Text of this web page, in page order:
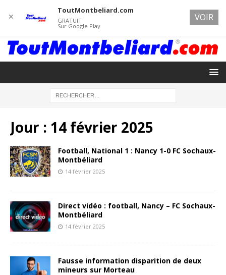
Jour : 14 février 2025
Football, National 1 : Nancy 1-0 FC Sochaux-
Montbéliard
14 février 2025
Direct vidéo : football, Nancy – FC Sochaux-
Montbéliard
14 février 2025
Fausse information disparition de deux
mineurs sur Morteau
✕
ToutMontbeliard.com
GRATUIT
Sur Google Play
VOIR